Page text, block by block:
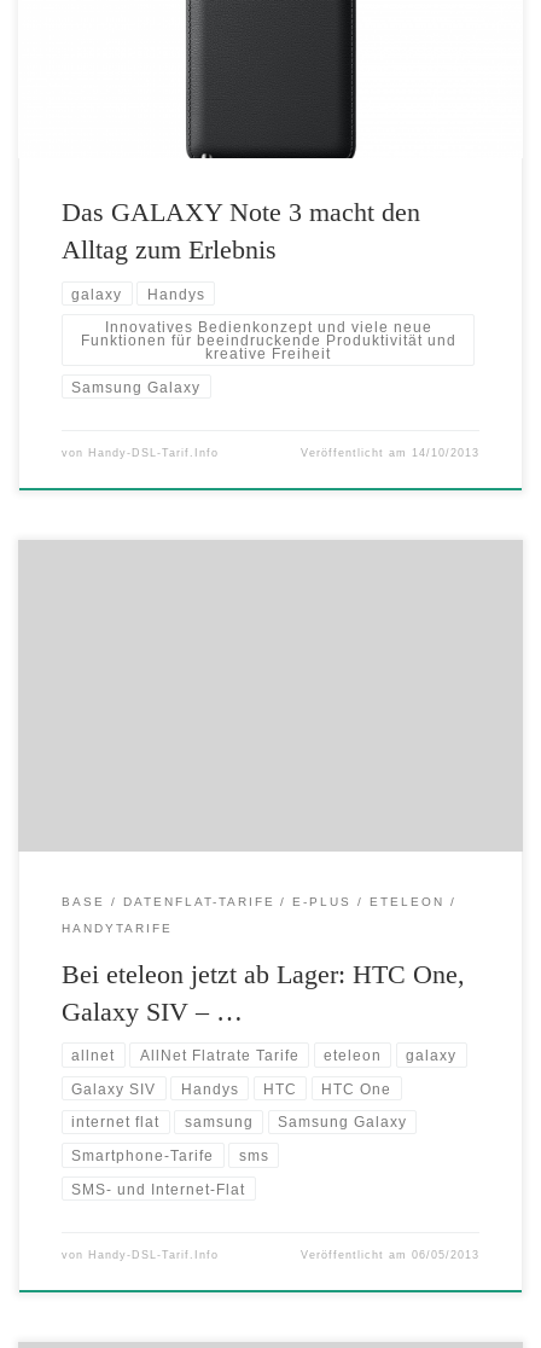
Das Samsung GALAXY Note 3 unterstützt im Alltag und ermöglicht
Nutzern mit innovativen Funktionen, ihre persönliche Geschichte auf
neue Art und Weise zu schreiben: Das […]
Das GALAXY Note 3 macht den
Alltag zum Erlebnis
galaxy Handys
Innovatives Bedienkonzept und viele neue
Funktionen für beeindruckende Produktivität und
kreative Freiheit
Samsung Galaxy
von Handy-DSL-Tarif.Info Veröffentlicht am 14/10/2013
BASE DATENFLAT-TARIFE E-PLUS
ETELEON
HANDYTARIFE
Bei eteleon jetzt ab Lager: HTC One,
Galaxy SIV – …
allnet AllNet Flatrate Tarife eteleon galaxy
Galaxy SIV Handys HTC HTC One
internet flat samsung Samsung Galaxy
Smartphone-Tarife sms
SMS- und Internet-Flat
von Handy-DSL-Tarif.Info Veröffentlicht am06/05/2013